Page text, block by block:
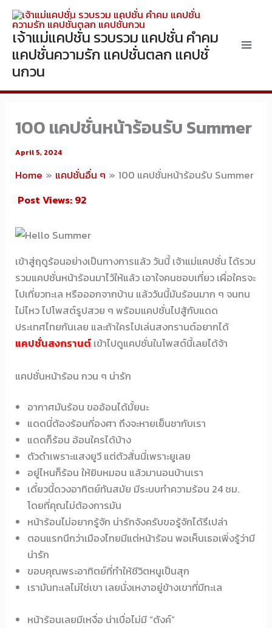
Skip
content
เจ้าแม่แคปชั่น รวบรวม แคปชั่น คำคม
แคปชั่นความรัก แคปชั่นตลก แคปชั่
นกวน
100 แคปชั่นหน้าร้อนรับ Summer
April 5, 2024
Home แคปชั่นอื่น ๆ
100 แคปชั่นหน้าร้อนรับ Summer
Post Views: 92
เข้าสู่ฤดูร้อนอย่างเป็นทางการแล้ว วันนี้ เจ้าแม่แคปชั่น ได้รวบ
รวมแคปชั่นหน้าร้อนมาไว้ให้แล้ว เอาใจคนชอบเที่ยว เผื่อใครจะ
ไปเที่ยวทะเล หรือออกจากบ้าน แล้ววันนี้มันร้อนมาก ๆ จนทน
ไม่ไหว ไปโพสต์รูปสวย ๆ พร้อมแคปชั่นไปสู้กับแดด
ประเทศไทยกันเลย และถ้าใครไปเล่นสงกรานต์อยากได้
แคปชั่นสงกรานต์ เข้าไปดูแคปชั่นในโพสต์นี้เลยได้จ้า
แคปชั่นหน้าร้อน กวน ๆ น่ารัก
อากาศมันร้อน ขออ้อนได้มั้ยนะ
แดดนี่ต้องร้อนกี่องศา ถึงจะหายเย็นชากับเรา
แดดก็ร้อน อ้อนใครได้บ้าง
ตัวดำเพราะแสงยูวี แต่ตัวสั่นนี่เพราะยูเลย
อยู่ไหนก็ร้อน ให้ยิบหมอน แล้วมานอนบ้านเรา
เดี๋ยวนี้ดวงอาทิตย์ทันสมัย มีระบบทำความร้อน 24 ชม.
โดยที่คุณไม่ต้องการมัน
หน้าร้อนไม่อยากรู้จัก น่ารักจังครับขอรู้จักได้รึเปล่า
ตอนแรกนึกว่าเมืองไทยมีแต่หน้าร้อน พอเห็นเธอเพิ่งรู้ว่ามี
น่ารัก
ขอบคุณพระอาทิตย์ที่ทำให้ชีวิตหนูเป็นสุก
เรามันทะเลไม่ใช่เขา เลยนั่งเหงาอยู่ข้างเขาที่มีทะเล
หน้าร้อนเลยมีเหงื่อ น่าเบื่อไม่มี “ตังค์”